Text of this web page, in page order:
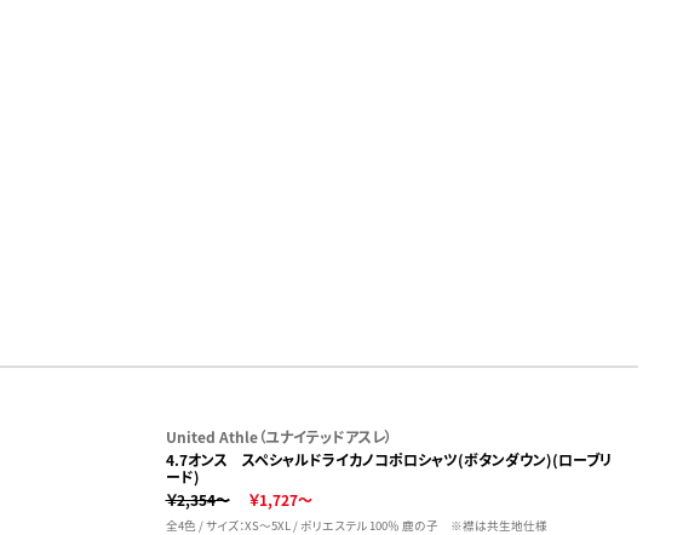
United Athle（ユナイテッドアスレ）
4.7オンス スペシャルドライカノコポロシャツ(ボタンダウン)(ローブリ
ード)
￥2,354～
￥1,727～
全4色 / サイズ：XS～5XL / ポリエステル 100％ 鹿の子 ※襟は共生地仕様